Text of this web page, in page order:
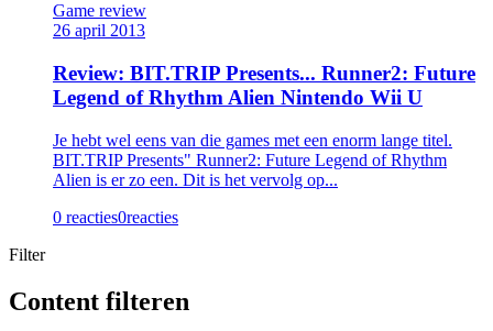
Game review
26 april 2013
Review: BIT.TRIP Presents... Runner2: Future
Legend of Rhythm Alien Nintendo Wii U
Je hebt wel eens van die games met een enorm lange titel.
BIT.TRIP Presents" Runner2: Future Legend of Rhythm
Alien is er zo een. Dit is het vervolg op...
0 reacties0reacties
Filter
Content filteren